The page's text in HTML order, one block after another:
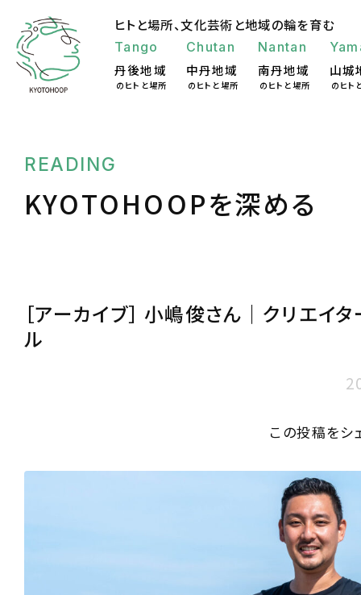
ヒトと場所、文化芸術と地域の輪を育む
Tango
丹後地域
のヒトと場所
Chutan
中丹地域
のヒトと場所
Nantan
南丹地域
のヒトと場所
山城
のヒト
READING
KYOTOHOOPを深める
［アーカイブ］ 小嶋俊さん｜クリエイ
ル
この投稿をシ